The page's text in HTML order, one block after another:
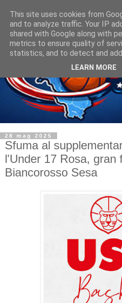
28 mag 2025
Sfuma al
l'Under 17 Rosa, gran
Biancorosso Sesa
This site uses cookies from
and to analyze traffic. Your IP
shared with Google along with
metrics to ensure quality of
statistics, and to detect and
LEARN MORE